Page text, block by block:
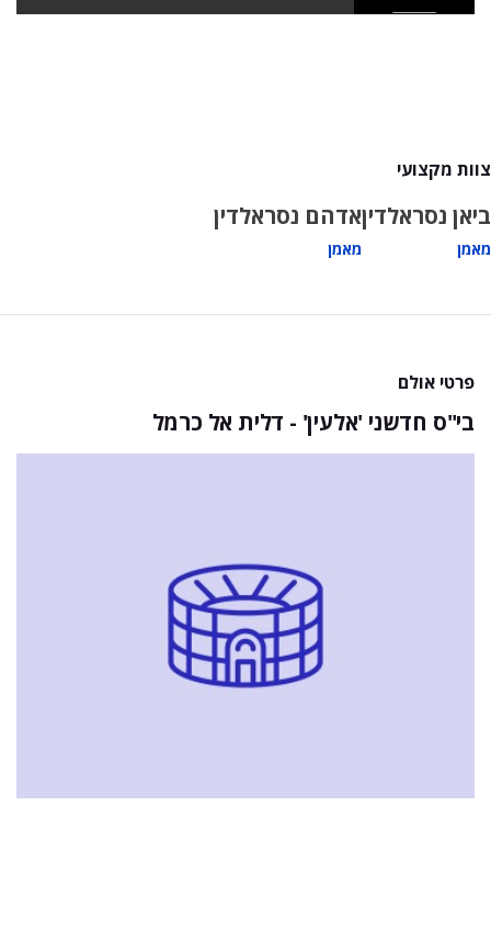
צוות מקצועי
ביאן נסראלדין
מאמן
אדהם נסראלדין
מאמן
פרטי אולם
בי"ס חדשני 'אלעין' - דלית אל כרמל